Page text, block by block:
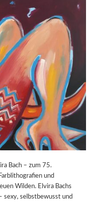
A
R
T
S
2
0
.
G
E
B
U
R
S
T
A
G
X
P
O
S
U
E
“
I
N
D
E
R
O
R
N
F
Bach – zum 75.
und
Wilden. Elvira Bachs
sexy, selbstbewusst und